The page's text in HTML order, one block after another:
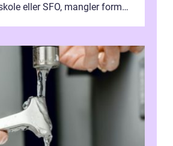
eller SFO, mangler formell